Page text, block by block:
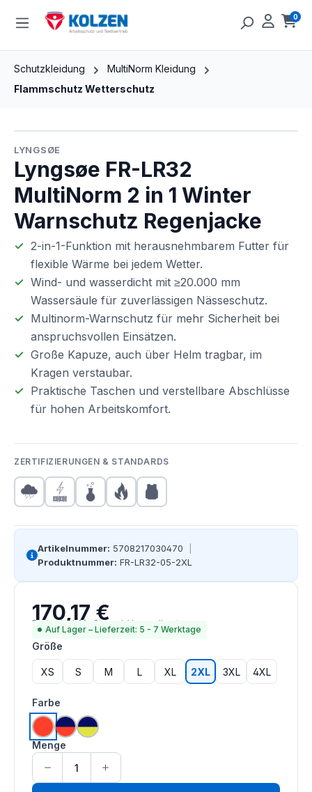
Zum Hauptinhalt springen 0
Schutzkleidung
MultiNorm Kleidung
Flammschutz Wetterschutz
LYNGSØE
Lyngsøe FR-LR32
MultiNorm 2 in 1 Winter
Warnschutz Regenjacke
2-in-1-Funktion mit herausnehmbarem Futter für
flexible Wärme bei jedem Wetter.
Wind- und wasserdicht mit ≥20.000 mm
Wassersäule für zuverlässigen Nässeschutz.
Multinorm-Warnschutz für mehr Sicherheit bei
anspruchsvollen Einsätzen.
Große Kapuze, auch über Helm tragbar, im
Kragen verstaubar.
Praktische Taschen und verstellbare Abschlüsse
für hohen Arbeitskomfort.
ZERTIFIZIERUNGEN & STANDARDS
Artikelnummer: 5708217030470
Produktnummer: FR-LR32-05-2XL
Regulärer Preis:
170,17 €
Preise inkl. MwSt. zzgl. Versandkosten
Auf Lager – Lieferzeit: 5 - 7 Werktage
Größe
XS S M L XL 2XL 3XL 4XL
Farbe
hi vis orange
hi vis orange | navy
hi vis saturn gelb | navy
Menge